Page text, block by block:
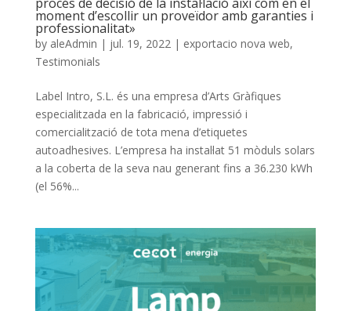
moment d’escollir un proveïdor amb garanties i
professionalitat»
by aleAdmin | jul. 19, 2022 | exportacio nova web,
Testimonials
Label Intro, S.L. és una empresa d’Arts Gràfiques
especialitzada en la fabricació, impressió i
comercialització de tota mena d’etiquetes
autoadhesives. L’empresa ha instal·lat 51 mòduls solars
a la coberta de la seva nau generant fins a 36.230 kWh
(el 56%...